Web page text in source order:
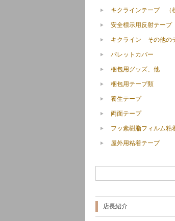
キクラインテープ （
安全標示用反射テープ
キクライン その他の
パレットカバー
梱包用グッズ、他
梱包用テープ類
養生テープ
両面テープ
フッ素樹脂フィルム粘
屋外用粘着テープ
店長紹介